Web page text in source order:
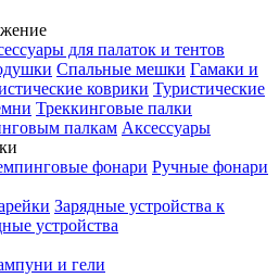
для палаток и тентов
Спальные мешки Гамаки и
коврики Туристические
Треккинговые палки
палкам Аксессуары
фонари Ручные фонари
Зарядные устройства к
устройства
и гели